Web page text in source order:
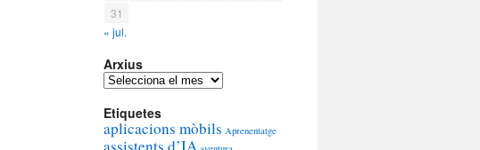
31
« jul.
Arxius
Arxius
Etiquetes
aplicacions mòbils Aprenentatge